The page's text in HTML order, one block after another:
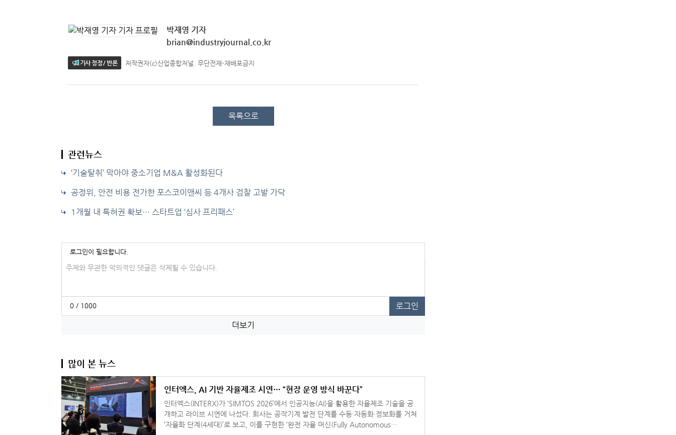
박재영 기자
brian@industryjournal.co.kr
기사 정정 / 반론 저작권자(c)산업종합저널. 무단전재-재배포금지
목록으로
관련뉴스
‘기술탈취’ 막아야 중소기업 M&A 활성화된다
공정위, 안전 비용 전가한 포스코이앤씨 등 4개사 검찰 고발 가닥
1개월 내 특허권 확보… 스타트업 ‘심사 프리패스’
로그인이 필요합니다.
댓글입력
0 / 1000
로그인
더보기
많이 본 뉴스
인터엑스, AI 기반 자율제조 시연… “현장 운영 방식 바꾼다”
인터엑스(INTERX)가 ‘SIMTOS 2026’에서 인공지능(AI)을 활용한 자율제조 기술을 공
개하고 라이브 시연에 나섰다. 회사는 공작기계 발전 단계를 수동·자동화·정보화를 거쳐
‘자율화 단계(4세대)’로 보고, 이를 구현한 ‘완전 자율 머신(Fully Autonomous